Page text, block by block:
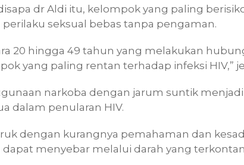
dr Aldi itu, kelompok yang paling
seksual bebas tanpa pengaman.
20 hingga 49 tahun yang melakukan
yang paling rentan terhadap infeksi HIV,”
narkoba dengan jarum suntik
dalam penularan HIV.
dengan kurangnya pemahaman dan
dapat menyebar melalui darah yang